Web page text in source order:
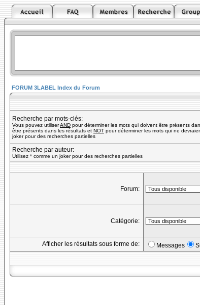
FORUM 3LABEL Index du Forum
Recherche par mots-clés:
Vous pouvez utiliserAND pour déterminer les mots qui doivent être présents
être présents dans les résultats et NOT pour déterminer les mots qui ne
joker pour des recherches partielles
Recherche par auteur:
Utilisez * comme un joker pour des recherches partielles
Forum:
Catégorie:
Afficher les résultats sous forme de:
Messages